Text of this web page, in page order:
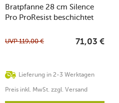
Bratpfanne 28 cm Silence
Pro ProResist beschichtet
Lieferung in 2-3 Werktagen
UVP119,00 € 71,03 €
Preis inkl. MwSt. zzgl. Versand